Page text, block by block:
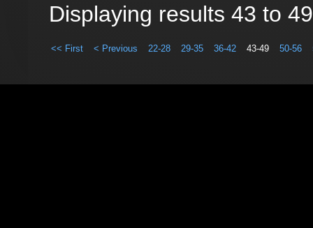
Displaying results 43 to
<< First < Previous 22-28 29-35 36-42 43-49 50-56